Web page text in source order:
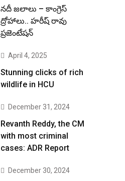
నదీ జలాలు – కాంగ్రెస్
ద్రోహాలు.. హరీష్ రావు
ప్రజెంటేషన్
April 4, 2025
Stunning clicks of rich
wildlife in HCU
December 31, 2024
Revanth Reddy, the CM
with most criminal
cases: ADR Report
December 30, 2024